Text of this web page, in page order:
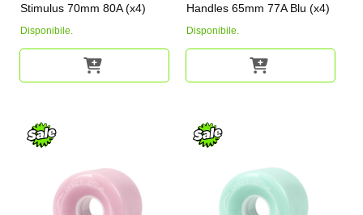
Stimulus 70mm 80A (x4)
Disponibile.
Handles 65mm 77A Blu (x4)
Disponibile.